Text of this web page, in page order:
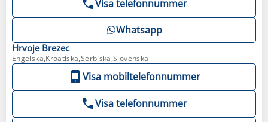
Visa telefonnummer
Whatsapp
Hrvoje Brezec
Engelska,Kroatiska,Serbiska,Slovenska
Visa mobiltelefonnummer
Visa telefonnummer